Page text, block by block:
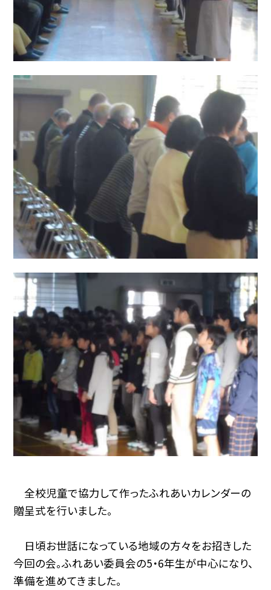
全校児童で協力して作ったふれあいカレンダーの
贈呈式を行いました。
日頃お世話になっている地域の方々をお招きした
今回の会。ふれあい委員会の5・6年生が中心になり、
準備を進めてきました。